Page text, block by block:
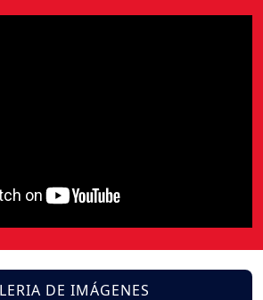
DE IMÁGENES